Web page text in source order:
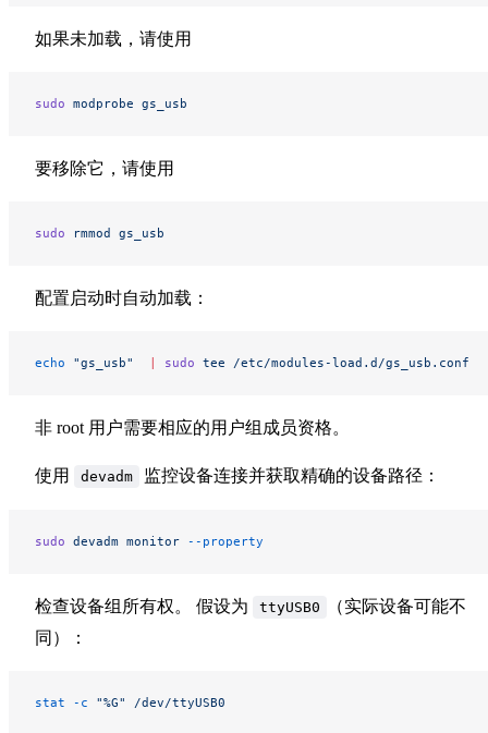
如果未加载，请使用
sudo modprobe gs_usb
要移除它，请使用
sudo rmmod gs_usb
配置启动时自动加载：
echo "gs_usb"
  |
sudo tee /etc/modules-load.d/gs_usb.conf
非 root 用户需要相应的用户组成员资格。
使用 devadm 监控设备连接并获取精确的设备路径：
sudo devadm monitor --property
检查设备组所有权。 假设为 ttyUSB0
（实际设备可能不
同）：
stat -c "%G" /dev/ttyUSB0